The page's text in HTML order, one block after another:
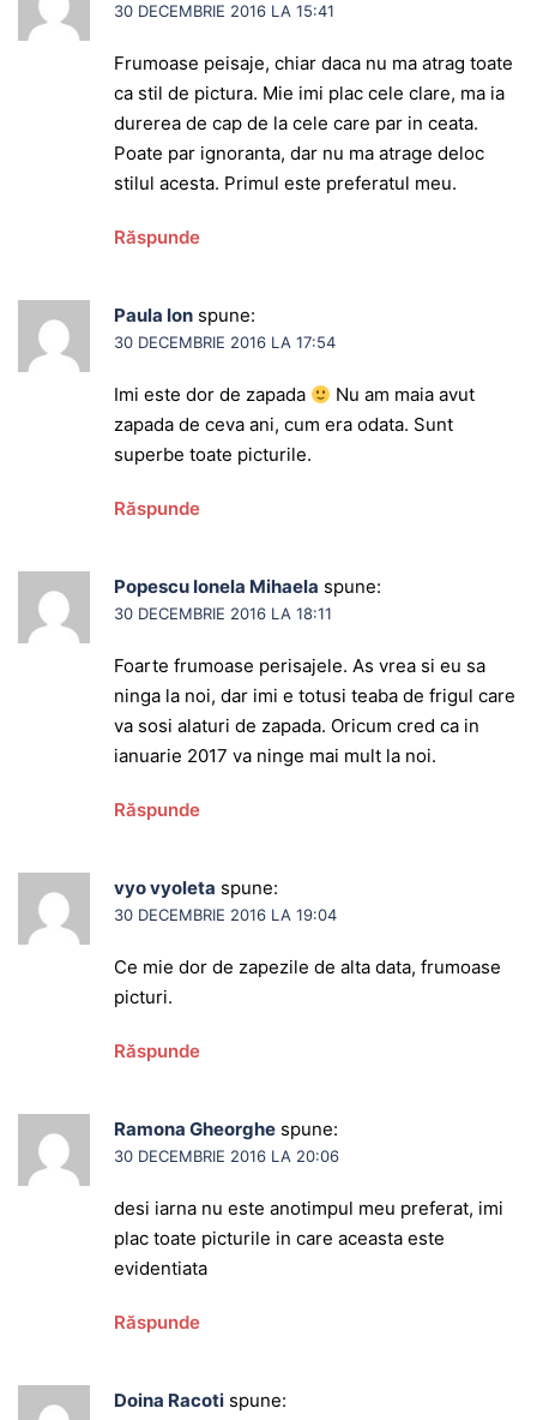
30 DECEMBRIE 2016 LA 15:41
Frumoase peisaje, chiar daca nu ma atrag toate
ca stil de pictura. Mie imi plac cele clare, ma ia
durerea de cap de la cele care par in ceata.
Poate par ignoranta, dar nu ma atrage deloc
stilul acesta. Primul este preferatul meu.
Răspunde
Paula Ion spune:
30 DECEMBRIE 2016 LA 17:54
Imi este dor de zapada
Nu am maia avut
zapada de ceva ani, cum era odata. Sunt
superbe toate picturile.
Răspunde
Popescu Ionela Mihaela spune:
30 DECEMBRIE 2016 LA 18:11
Foarte frumoase perisajele. As vrea si eu sa
ninga la noi, dar imi e totusi teaba de frigul care
va sosi alaturi de zapada. Oricum cred ca in
ianuarie 2017 va ninge mai mult la noi.
Răspunde
vyo vyoleta spune:
30 DECEMBRIE 2016 LA 19:04
Ce mie dor de zapezile de alta data, frumoase
picturi.
Răspunde
Ramona Gheorghe spune:
30 DECEMBRIE 2016 LA 20:06
desi iarna nu este anotimpul meu preferat, imi
plac toate picturile in care aceasta este
evidentiata
Răspunde
Doina Racoti spune: